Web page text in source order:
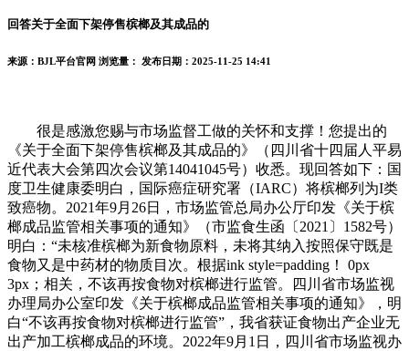
回答关于全面下架停售槟榔及其成品的
来源：BJL平台官网 浏览量： 发布日期：2025-11-25 14:41
很是感激您赐与市场监督工做的关怀和支撑！您提出的
《关于全面下架停售槟榔及其成品的》（四川省十四届人平易
近代表大会第四次会议第14041045号）收悉。现回答如下：国
度卫生健康委明白，国际癌症研究署（IARC）将槟榔列为I类
致癌物。2021年9月26日，市场监管总局办公厅印发《关于槟
榔成品监管相关事项的通知》（市监食生函〔2021〕1582号）
明白：“未核准槟榔为新食物原料，未将其纳入按照保守既是
食物又是中药材的物质目次。根据ink style=padding！ 0px
3px；相关，不该再按食物对槟榔进行监管。四川省市场监视
办理局办公室印发《关于槟榔成品监管相关事项的通知》，明
白“不该再按食物对槟榔进行监管”，我省获证食物出产企业无
出产加工槟榔成品的环境。2022年9月1日，四川省市场监视办